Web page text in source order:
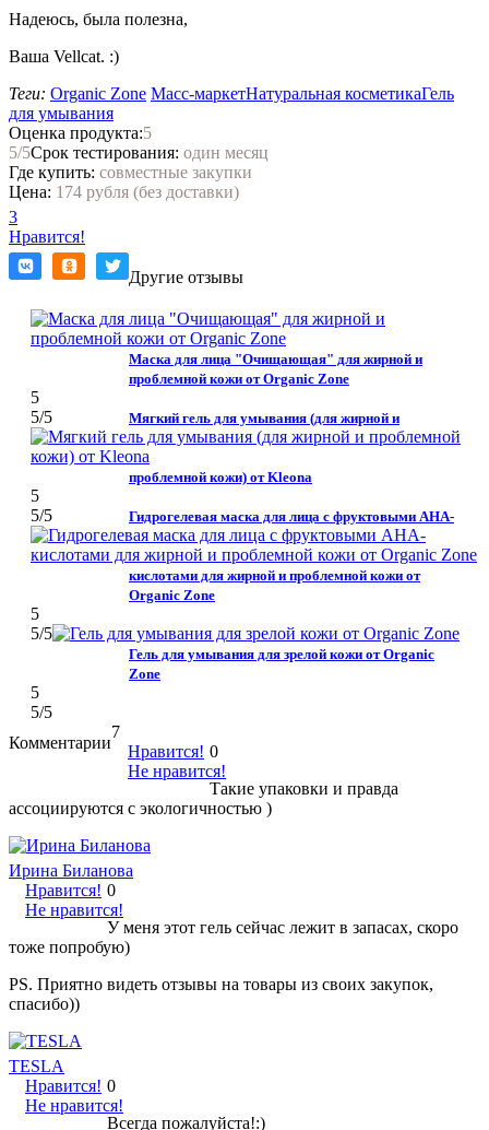
Надеюсь, была полезна,
Ваша Vellcat. :)
Теги: Organic Zone Масс-маркетНатуральная косметикаГель
для умывания
Оценка продукта:5
5/5Срок тестирования: один месяц
Где купить: совместные закупки
Цена: 174 рубля (без доставки)
3
Нравится!
Другие отзывы
Маска для лица "Очищающая" для жирной и
проблемной кожи от Organic Zone
5
5/5 Мягкий гель для умывания (для жирной и
проблемной кожи) от Kleona
5
5/5 Гидрогелевая маска для лица с фруктовыми АНА-
кислотами для жирной и проблемной кожи от
Organic Zone
5
5/5
Гель для умывания для зрелой кожи от Organic
Zone
5
5/5
Комментарии
7
Нравится!
Не нравится!
0
Такие упаковки и правда
ассоциируются с экологичностью )
Ирина Биланова
Нравится!
Не нравится!
0
У меня этот гель сейчас лежит в запасах, скоро
тоже попробую)
PS. Приятно видеть отзывы на товары из своих закупок,
спасибо))
TESLA
Нравится!
Не нравится!
0
Всегда пожалуйста!:)